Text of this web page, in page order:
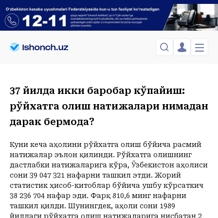
Спорт
Жамият
Иқтисод
ТАҲЛИЛ
ХОРИЖ
Сиёсат
ЎЗГАЧА РАКУРС
МЕҲНАТ ҲУҚУҚИ
ҲОДИСА
ИНТЕРВЬЮ
Telefon raqamingizni kiritng
Tasdiqlash kodini SMS orqali yuboramiz
Менинг саҳифам
Сақланганлар
Chiqish
Toshkent Shahar
Yakshanba, 09-August
+34 C
Hozir
+34C
12:00
+36C
13:00
+37C
14:00
+36 C
15:00
+36 C
16:00
+36C
17:00
+36 C
18:00
+35 C+33
37 йилда икки баробар кўпайиш:
рўйхатга олиш натижалари нимадан
дарак бермоқда?
Куни кеча аҳолини рўйхатга олиш бўйича расмий
натижалар эълон қилинди. Рўйхатга олишнинг
дастлабки натижаларига кўра, Ўзбекистон аҳолиси
сони 39 047 321 нафарни ташкил этди. Жорий
статистик ҳисоб-китоблар бўйича ушбу кўрсаткич
38 236 704 нафар эди. Фарқ 810,6 минг нафарни
ташкил қилди. Шунингдек, аҳоли сони 1989
йилдаги рўйхатга олиш натижаларига нисбатан 2